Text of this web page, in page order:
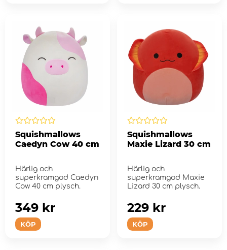
Squishmallows
Caedyn Cow 40 cm
Härlig och
superkramgod Caedyn
Cow 40 cm plysch.
KÖP
349 kr
Squishmallows
Maxie Lizard 30 cm
Härlig och
superkramgod Maxie
Lizard 30 cm plysch.
KÖP
229 kr